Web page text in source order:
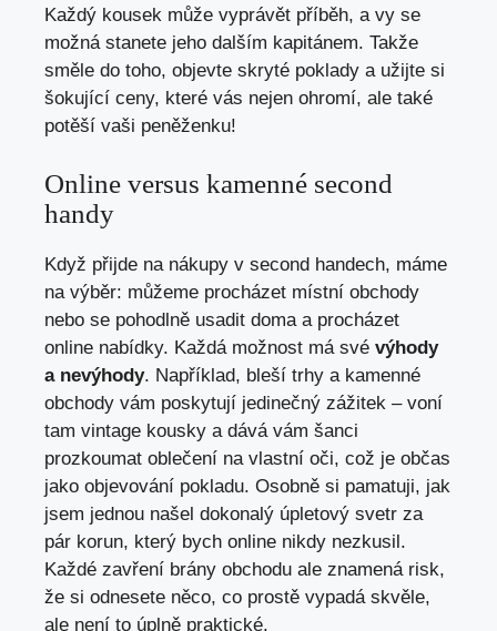
Každý kousek může vyprávět příběh, a vy se
možná stanete jeho dalším kapitánem. Takže
směle do toho, objevte skryté poklady a užijte si
šokující ceny,‍ které vás nejen ohromí, ‌ale ⁣také
potěší vaši peněženku!
Online versus kamenné second
handy
Když přijde na nákupy v second handech, máme
na výběr: můžeme procházet místní obchody
nebo se pohodlně usadit doma a procházet
online nabídky. ⁤Každá možnost má své výhody
a nevýhody. Například, bleší trhy a kamenné
obchody ​vám poskytují jedinečný zážitek – voní
tam vintage kousky a dává vám šanci
prozkoumat oblečení na vlastní oči, ⁢což je občas
jako objevování pokladu. Osobně si‍ pamatuji, jak
jsem jednou našel dokonalý úpletový svetr za
pár⁣ korun, který bych online nikdy nezkusil.
Každé zavření brány obchodu ‍ale ​znamená risk,
že si odnesete něco, co prostě vypadá​ skvěle,
ale není to úplně praktické.